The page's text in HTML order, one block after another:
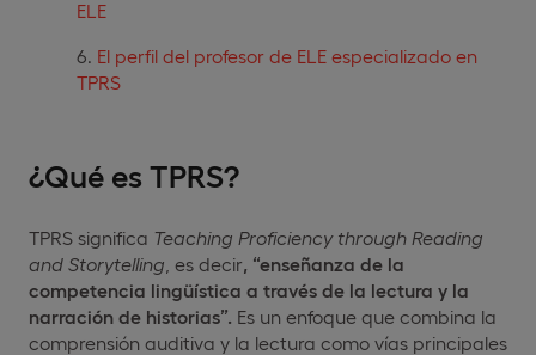
ELE
El perfil del profesor de ELE especializado en
TPRS
¿Qué es TPRS?
TPRS significa Teaching Proficiency through Reading
and Storytelling , es decir , “enseñanza de la
competencia lingüística a través de la lectura y la
narración de historias”. Es un enfoque que combina la
comprensión auditiva y la lectura como vías principales